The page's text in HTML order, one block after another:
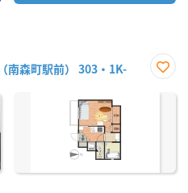
南森町駅前） 303・1K-
に入